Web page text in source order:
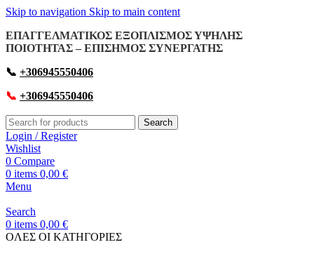
Skip to navigation Skip to main content
ΕΠΑΓΓΕΛΜΑΤΙΚΟΣ ΕΞΟΠΛΙΣΜΟΣ ΥΨΗΛΗΣ
ΠΟΙΟΤΗΤΑΣ – ΕΠΙΣΗΜΟΣ ΣΥΝΕΡΓΑΤΗΣ
📞 +306945550406
📞 +306945550406
Search
Login / Register
Wishlist
0 Compare
0 items 0,00 €
Menu
Search
0 items 0,00 €
OΛΕΣ ΟΙ ΚΑΤΗΓΟΡΙΕΣ